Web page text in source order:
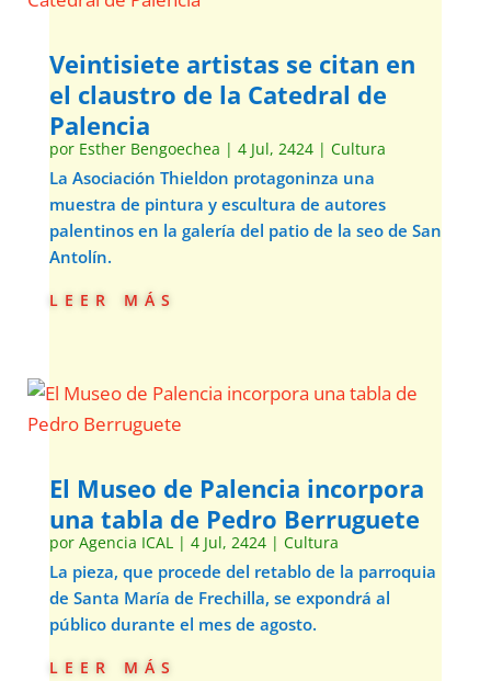
Veintisiete artistas se citan en
el claustro de la Catedral de
Palencia
por Esther Bengoechea | 4 Jul, 2424| Cultura
La Asociación Thieldon protagoninza una
muestra de pintura y escultura de autores
palentinos en la galería del patio de la seo de San
Antolín.
leer más
El Museo de Palencia incorpora
una tabla de Pedro Berruguete
por Agencia ICAL| 4 Jul, 2424| Cultura
La pieza, que procede del retablo de la parroquia
de Santa María de Frechilla, se expondrá al
público durante el mes de agosto.
leer más